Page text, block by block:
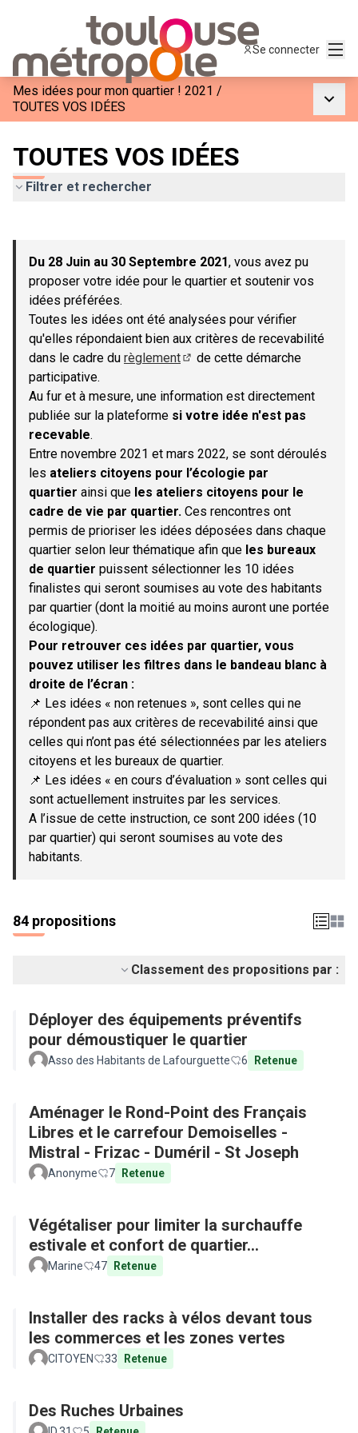
Se connecter
Mes idées pour mon quartier ! 2021 /
TOUTES VOS IDÉES
TOUTES VOS IDÉES
Filtrer et rechercher
−
Du 28 Juin au 30 Septembre 2021, vous avez pu
proposer votre idée pour le quartier et soutenir vos
idées préférées.
Toutes les idées ont été analysées pour vérifier
qu'elles répondaient bien aux critères de recevabilité
dans le cadre du règlement
de cette démarche
participative.
Au fur et à mesure, une information est directement
publiée sur la plateforme si votre idée n'est pas
recevable.
Entre novembre 2021 et mars 2022, se sont déroulés
les ateliers citoyens pour l’écologie par
quartier ainsi que les ateliers citoyens pour le
cadre de vie par quartier. Ces rencontres ont
permis de prioriser les idées déposées dans chaque
quartier selon leur thématique afin que les bureaux
de quartier puissent sélectionner les 10 idées
finalistes qui seront soumises au vote des habitants
par quartier (dont la moitié au moins auront une portée
écologique).
Pour retrouver ces idées par quartier, vous
pouvez utiliser les filtres dans le bandeau blanc à
droite de l’écran :
📌 Les idées « non retenues », sont celles qui ne
répondent pas aux critères de recevabilité ainsi que
celles qui n’ont pas été sélectionnées par les ateliers
citoyens et les bureaux de quartier.
📌 Les idées « en cours d’évaluation » sont celles qui
sont actuellement instruites par les services.
A l’issue de cette instruction, ce sont 200 idées (10
par quartier) qui seront soumises au vote des
habitants.
84 propositions
Classement des propositions par :
Déployer des équipements préventifs
pour démoustiquer le quartier
Asso des Habitants de Lafourguette 6 Retenue
Aménager le Rond-Point des Français
Libres et le carrefour Demoiselles -
Mistral - Frizac - Duméril - St Joseph
Anonyme 7 Retenue
Végétaliser pour limiter la surchauffe
estivale et confort de quartier...
Marine 47 Retenue
Installer des racks à vélos devant tous
les commerces et les zones vertes
CITOYEN 33 Retenue
Des Ruches Urbaines